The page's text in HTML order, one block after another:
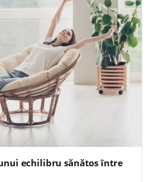
echilibru sănătos între